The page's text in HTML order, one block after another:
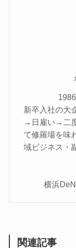
新卒入社の
→日雇い→二
て修羅場を味
域ビジネス・
横浜
関連記事